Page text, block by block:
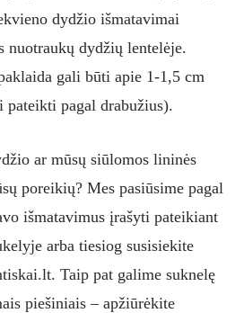
dydžio išmatavimai
nuotraukų dydžių lentelėje.
gali būti apie 1-1,5 cm
pateikti pagal drabužius).
ar mūsų siūlomos lininės
poreikių? Mes pasiūsime pagal
išmatavimus įrašyti pateikiant
arba tiesiog susisiekite
Taip pat galime suknelę
piešiniais – apžiūrėkite